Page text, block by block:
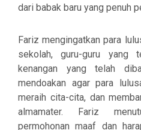
dari babak baru yang penuh
Fariz mengingatkan para
sekolah, guru-guru yang
kenangan yang telah
mendoakan agar para
meraih cita-cita, dan
almamater. Fariz
permohonan maaf dan